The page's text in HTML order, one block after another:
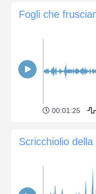
Fogli che
00:01:25
Scricchiolio